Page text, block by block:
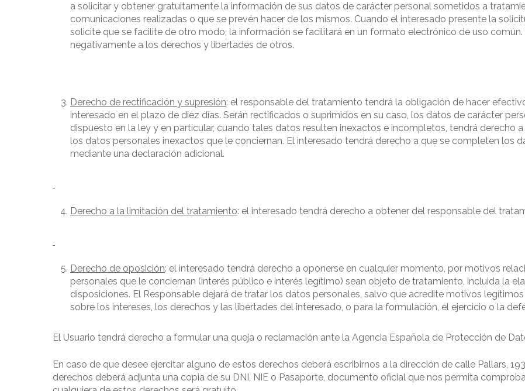
a solicitar y obtener gratuitamente la información de sus datos de carácter personal sometidos a
comunicaciones realizadas o que se prevén hacer de los mismos. Cuando el interesado presente la
solicite que se facilite de otro modo, la información se facilitará en un formato electrónico de uso
negativamente a los derechos y libertades de otros.
Derecho de rectificación y supresión: el responsable del tratamiento tendrá la obligación de hacer
interesado en el plazo de diez días. Serán rectificados o suprimidos en su caso, los datos de carácter
dispuesto en la ley y en particular, cuando tales datos resulten inexactos e incompletos, tendrá derecho
los datos personales inexactos que le conciernan. El interesado tendrá derecho a que se completen los
mediante una declaración adicional.
Derecho a la limitación del tratamiento: el interesado tendrá derecho a obtener del responsable del
Derecho de oposición: el interesado tendrá derecho a oponerse en cualquier momento, por motivos
personales que le conciernan (interés público e interés legítimo) sean objeto de tratamiento, incluida la
disposiciones. El Responsable dejará de tratar los datos personales, salvo que acredite motivos
sobre los intereses, los derechos y las libertades del interesado, o para la formulación, el ejercicio o la
El Usuario tendrá derecho a formular una queja o reclamación ante la Agencia Española de Protección de
En caso de que desee ejercitar alguno de estos derechos deberá escribirnos a la dirección de calle Pallars,
derechos deberá adjunta una copia de su DNI, NIE o Pasaporte, documento oficial que nos permita